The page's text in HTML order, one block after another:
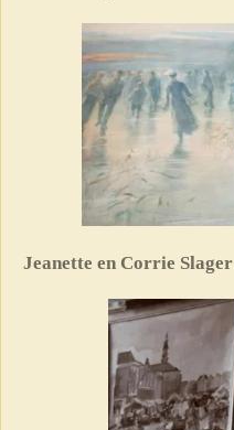
Jeanette en Corrie Slager